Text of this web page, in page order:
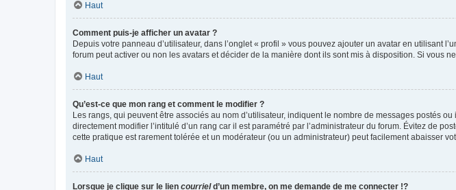
Haut
Comment puis-je afficher un avatar ?
Depuis votre panneau d’utilisateur, dans l’onglet « profil » vous pouvez ajouter un avatar en utilisant
forum peut activer ou non les avatars et décider de la manière dont ils sont mis à disposition. Si vous
Haut
Qu’est-ce que mon rang et comment le modifier ?
Les rangs, qui peuvent être associés au nom d’utilisateur, indiquent le nombre de messages postés
directement modifier l’intitulé d’un rang car il est paramétré par l’administrateur du forum. Évitez de
cette pratique est rarement tolérée et un modérateur (ou un administrateur) peut facilement abaisser
Haut
Lorsque je clique sur le lien courrield’un membre, on me demande de me connecter !?